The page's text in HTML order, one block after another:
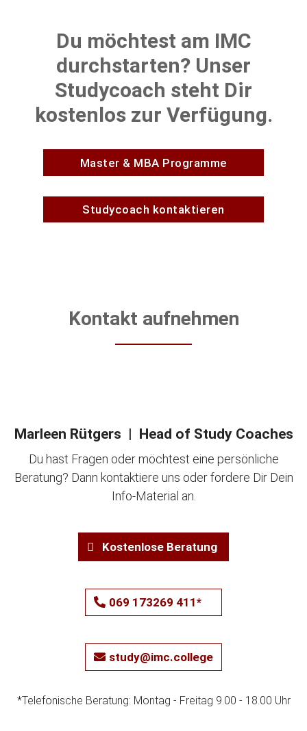
Du möchtest am IMC
durchstarten? Unser
Studycoach steht Dir
kostenlos zur Verfügung.
Master & MBA Programme
Studycoach kontaktieren
Kontakt aufnehmen
Marleen Rütgers | Head of Study Coaches
Du hast Fragen oder möchtest eine persönliche
Beratung? Dann kontaktiere uns oder fordere Dir Dein
Info-Material an.
Kostenlose Beratung
069 173269 411*
study@imc.college
*Telefonische Beratung: Montag - Freitag 9.00 - 18.00 Uhr